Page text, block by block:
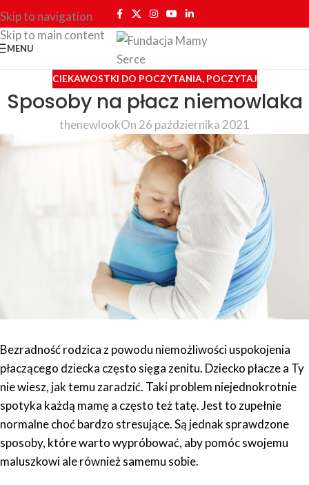
Skip to navigation
Skip to main content
MENU
CIEKAWOSTKI DO POCZYTANIA, POCZYTAJ
Sposoby na płacz niemowlaka
thenewlookOn 26 października 2021
Bezradność rodzica z powodu niemożliwości uspokojenia
płaczącego dziecka często sięga zenitu. Dziecko płacze a Ty
nie wiesz, jak temu zaradzić. Taki problem niejednokrotnie
spotyka każdą mamę a często też tatę. Jest to zupełnie
normalne choć bardzo stresujące. Są jednak sprawdzone
sposoby, które warto wypróbować, aby pomóc swojemu
maluszkowi ale również samemu sobie.